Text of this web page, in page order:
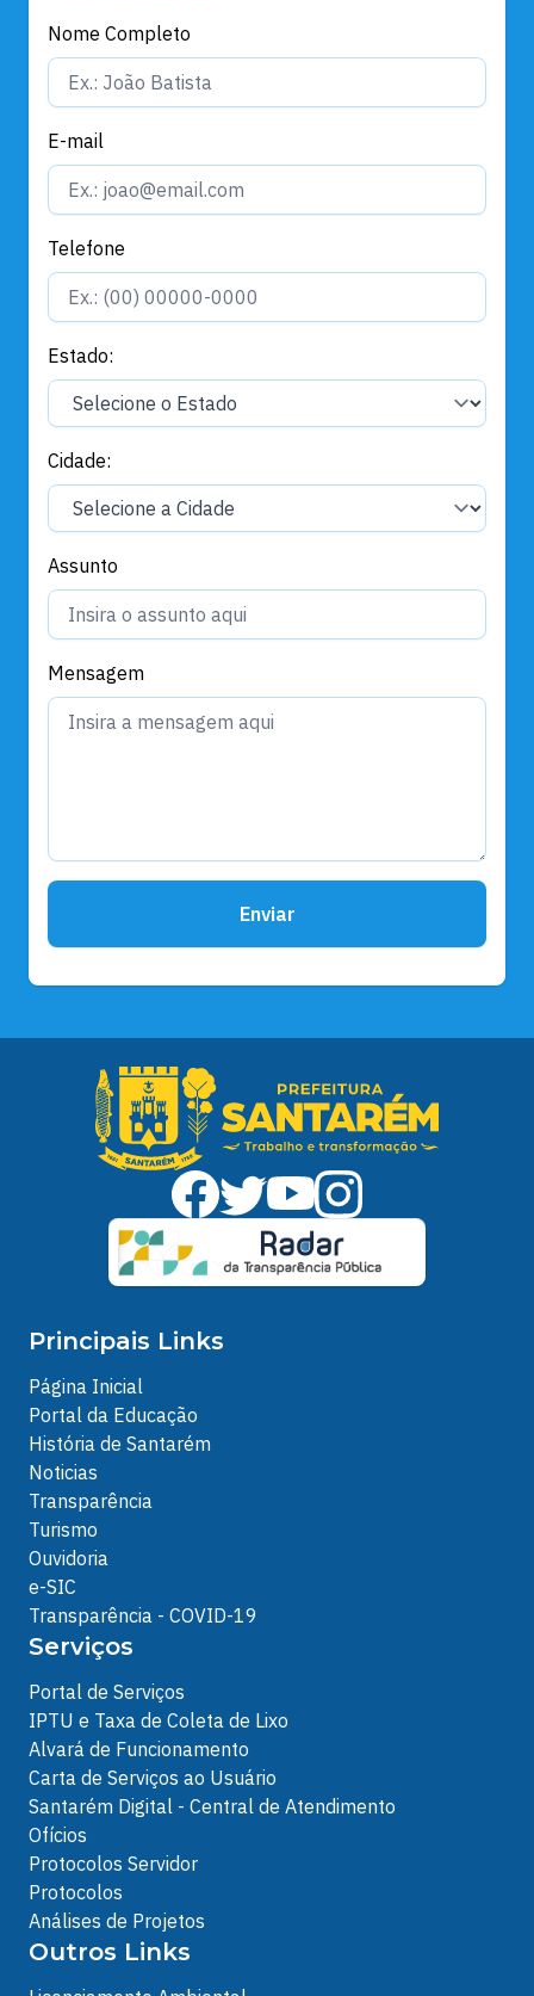
Nome Completo
E-mail
Telefone
Estado:
Cidade:
Assunto
Mensagem
Enviar
Principais Links
Página Inicial
Portal da Educação
História de Santarém
Noticias
Transparência
Turismo
Ouvidoria
e-SIC
Transparência - COVID-19
Serviços
Portal de Serviços
IPTU e Taxa de Coleta de Lixo
Alvará de Funcionamento
Carta de Serviços ao Usuário
Santarém Digital - Central de Atendimento
Ofícios
Protocolos Servidor
Protocolos
Análises de Projetos
Outros Links